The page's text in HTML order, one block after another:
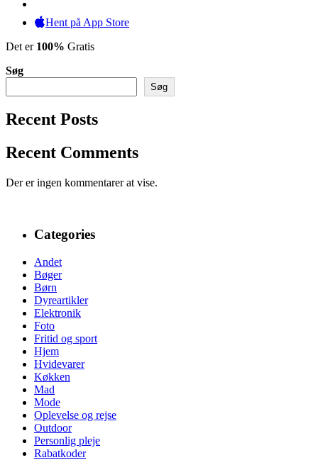
Hent på App Store
Det er 100% Gratis
Søg
Søg
Recent Posts
Recent Comments
Der er ingen kommentarer at vise.
Categories
Andet
Bøger
Børn
Dyreartikler
Elektronik
Foto
Fritid og sport
Hjem
Hvidevarer
Køkken
Mad
Mode
Oplevelse og rejse
Outdoor
Personlig pleje
Rabatkoder